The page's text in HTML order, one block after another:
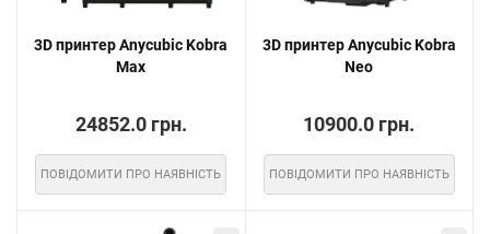
3D принтер Anycubic Kobra
Max
24852.0 грн.
ПОВІДОМИТИ ПРО НАЯВНІСТЬ
3D принтер Anycubic Kobra
Neo
10900.0 грн.
ПОВІДОМИТИ ПРО НАЯВНІСТЬ